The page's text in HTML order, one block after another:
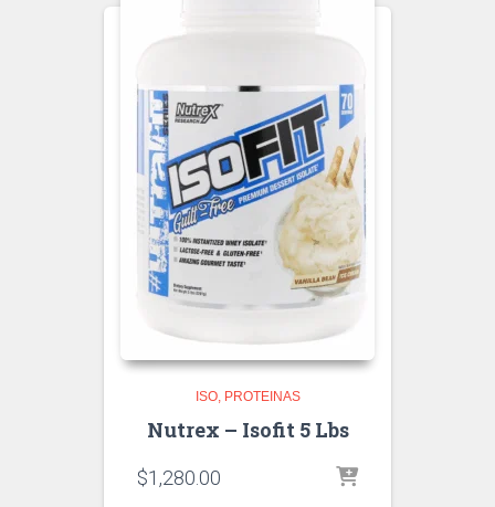
ISO PROTEINAS
Nutrex – Isofit 5 Lbs
$1,280.00